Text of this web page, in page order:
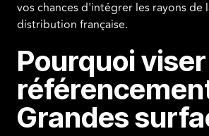
vos chances d'intégrer les rayons de
distribution française.
Pourquoi
Grandes